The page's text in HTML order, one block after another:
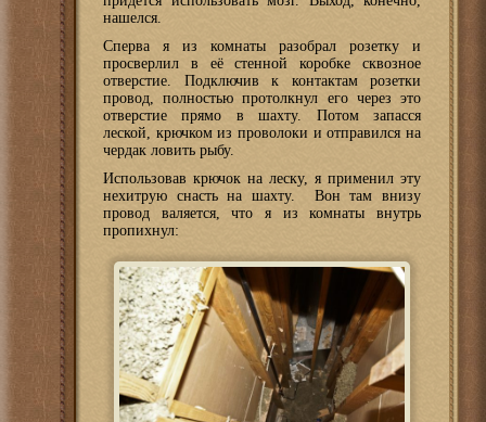
нашелся.
Сперва я из комнаты разобрал розетку и
просверлил в её стенной коробке сквозное
отверстие. Подключив к контактам розетки
провод, полностью протолкнул его через это
отверстие прямо в шахту. Потом запасся
леской, крючком из проволоки и отправился на
чердак ловить рыбу.
Использовав крючок на леску, я применил эту
нехитрую снасть на шахту. Вон там внизу
провод валяется, что я из комнаты внутрь
пропихнул: